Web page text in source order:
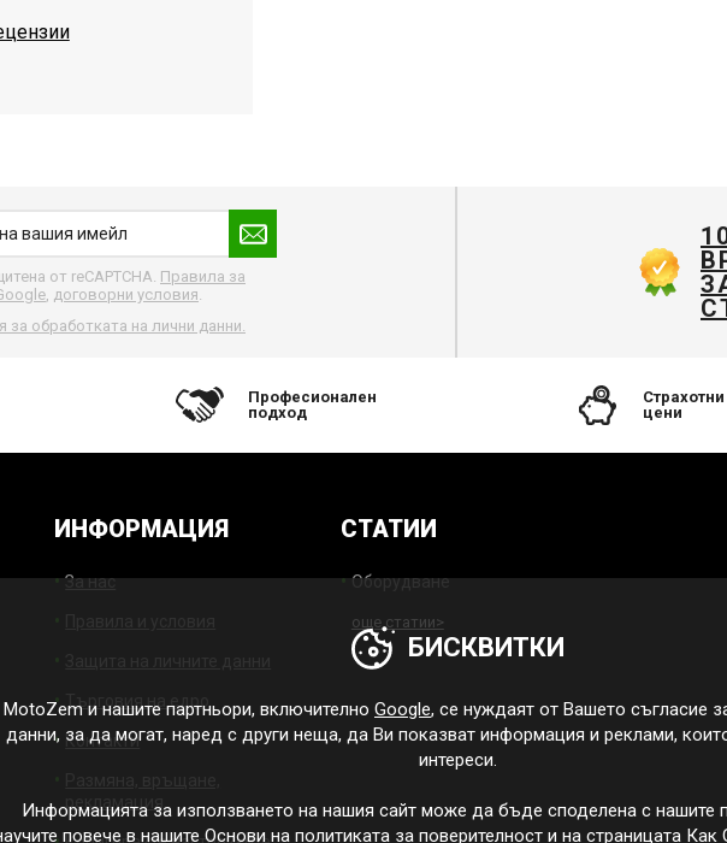
от reCAPTCHA. Правила за
договорни условия
обработката на лични данни.
Професионален
подход
Страхотни
цени
ИНФОРМАЦИЯ
За нас
Контакти
СТАТИИ
Оборудване
още статии>
БИСКВИТКИ
MotoZem и нашите партньори, включително Google, се нуждаят от Вашето съгласие
данни, за да могат, наред с други неща, да Ви показват информация и реклами,
интереси.
Информацията за използването на нашия сайт може да бъде споделена с нашите
повече в нашите Основи на политиката за поверителност и на страницата Как